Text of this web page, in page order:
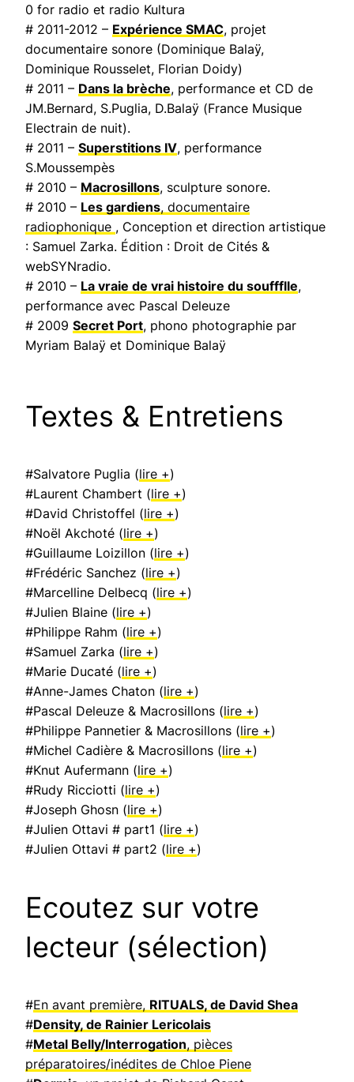
0 for radio et radio Kultura
# 2011-2012 – Expérience SMAC, projet
documentaire sonore (Dominique Balaÿ,
Dominique Rousselet, Florian Doidy)
# 2011 – Dans la brèche, performance et CD de
JM.Bernard, S.Puglia, D.Balaÿ (France Musique
Electrain de nuit).
# 2011 – Superstitions IV, performance
S.Moussempès
# 2010 – Macrosillons, sculpture sonore.
# 2010 – Les gardiens, documentaire
radiophonique , Conception et direction artistique
: Samuel Zarka. Édition : Droit de Cités &
webSYNradio.
# 2010 – La vraie de vrai histoire du souffflle,
performance avec Pascal Deleuze
# 2009 Secret Port, phono photographie par
Myriam Balaÿ et Dominique Balaÿ
Textes & Entretiens
#Salvatore Puglia (lire +)
#Laurent Chambert (lire +)
#David Christoffel (lire +)
#Noël Akchoté (lire +)
#Guillaume Loizillon (lire +)
#Frédéric Sanchez (lire +)
#Marcelline Delbecq (lire +)
#Julien Blaine (lire +)
#Philippe Rahm (lire +)
#Samuel Zarka (lire +)
#Marie Ducaté (lire +)
#Anne-James Chaton (lire +)
#Pascal Deleuze & Macrosillons (lire +)
#Philippe Pannetier & Macrosillons (lire +)
#Michel Cadière & Macrosillons (lire +)
#Knut Aufermann (lire +)
#Rudy Ricciotti (lire +)
#Joseph Ghosn (lire +)
#Julien Ottavi # part1 (lire +)
#Julien Ottavi # part2 (lire +)
Ecoutez sur votre
lecteur (sélection)
#En avant première, RITUALS, de David Shea
#Density, de Rainier Lericolais
#Metal Belly/Interrogation, pièces
préparatoires/inédites de Chloe Piene